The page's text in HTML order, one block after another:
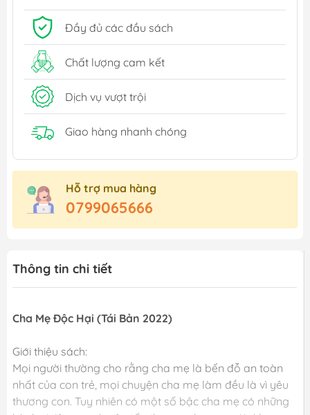
Đầy đủ các đầu sách
Chất lượng cam kết
Dịch vụ vượt trội
Giao hàng nhanh chóng
Hỗ trợ mua hàng
0799065666
Thông tin chi tiết
Cha Mẹ Độc Hại (Tái Bản 2022)
Giới thiệu sách:
Mọi người thường cho rằng cha mẹ là bến đỗ an toàn
nhất của con trẻ, mọi chuyện cha mẹ làm đều là vì yêu
thương con. Tuy nhiên có một số bậc cha mẹ có những